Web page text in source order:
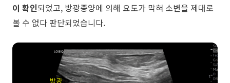
이 확인되었고, 방광종양에 의해 요도가 막혀 소변을 제대로
볼 수 없다 판단되었습니다.